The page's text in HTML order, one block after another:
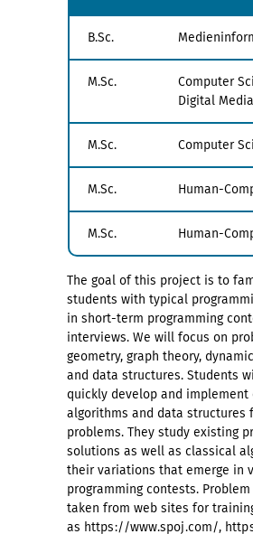
B.Sc.
M.Sc.
Computer
Digital Media
M.Sc. Computer
M.Sc. Human-
M.Sc. Human-
The goal of this project is to
students with typical
in short-term programming
interviews. We will focus on
geometry, graph theory,
and data structures. Students
quickly develop and
algorithms and data structures
problems. They study existing
solutions as well as classical
their variations that emerge in
programming contests.
taken from web sites for
as https://www.spoj.com/,